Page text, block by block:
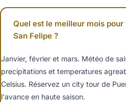
Quel est le meilleur mois
San Felipe ?
Janvier, février et mars. Météo de
precipitations et temperatures
Celsius. Réservez un city tour de
l'avance en haute saison.